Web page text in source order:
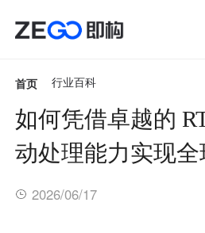
首页 行业百科
如何凭借卓越的
动处理能力实现
2026/06/17